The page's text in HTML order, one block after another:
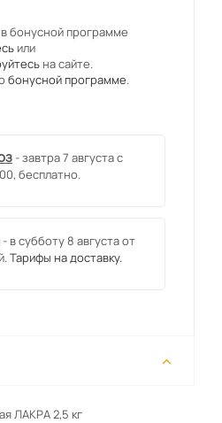
бонусной программе
или
на сайте.
бонусной программе.
- завтра 7 августа с
бесплатно.
- в субботу 8 августа от
Тарифы на доставку.
ЛАКРА 2,5 кг